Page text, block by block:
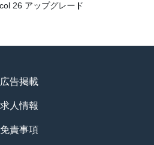
26 アップグレード
広告掲載
求人情報
免責事項